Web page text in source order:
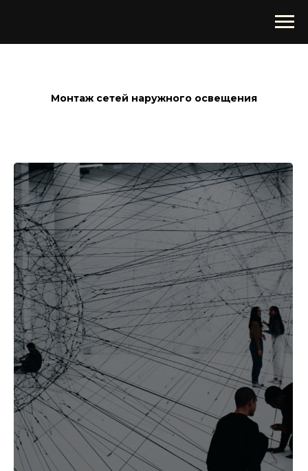
Монтаж сетей наружного освещения